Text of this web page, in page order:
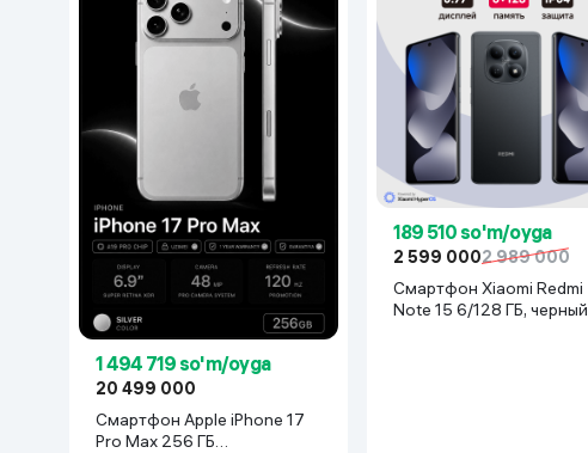
1 494 719 so'm/oyga
20 499 000
Смартфон Apple iPhone 17
Pro Max 256 ГБ
189 510 so'm/oyga
2 599 0002 989 000
Смартфон Xiaomi Redmi
Note 15 6/128 ГБ, черный